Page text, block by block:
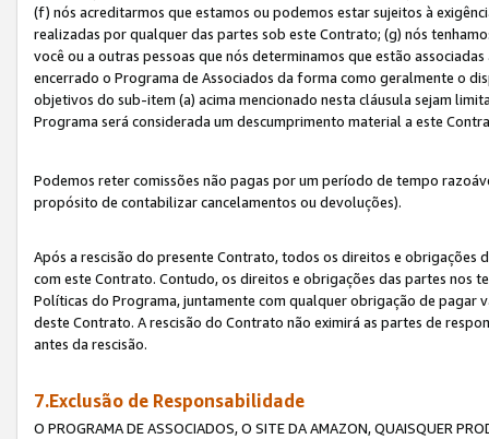
(f) nós acreditarmos que estamos ou podemos estar sujeitos à
realizadas por qualquer das partes sob este Contrato; (g) nós
você ou a outras pessoas que nós determinamos que estão
encerrado o Programa de Associados da forma como geralmente o
objetivos do sub-item (a) acima mencionado nesta cláusula sejam
Programa será considerada um descumprimento material a este
Podemos reter comissões não pagas por um período de tempo
propósito de contabilizar cancelamentos ou devoluções).
Após a rescisão do presente Contrato, todos os direitos e obrigações
com este Contrato. Contudo, os direitos e obrigações das partes nos
Políticas do Programa, juntamente com qualquer obrigação de
deste Contrato. A rescisão do Contrato não eximirá as partes de
antes da rescisão.
7.Exclusão de Responsabilidade
O PROGRAMA DE ASSOCIADOS, O SITE DA AMAZON, QUAISQUER